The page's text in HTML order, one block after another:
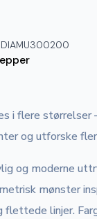
DIAMU300200
i flere størrelser
og utforske
og moderne
mønster
flettede linjer.